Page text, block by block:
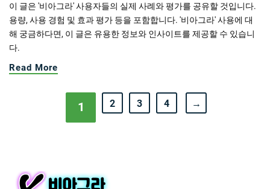
이 글은 '비아그라' 사용자들의 실제 사례와 평가를 공유할 것입니다.
용량, 사용 경험 및 효과 평가 등을 포함합니다. '비아그라' 사용에 대
해 궁금하다면, 이 글은 유용한 정보와 인사이트를 제공할 수 있습니
다.
Read More
1 2 3 4 →